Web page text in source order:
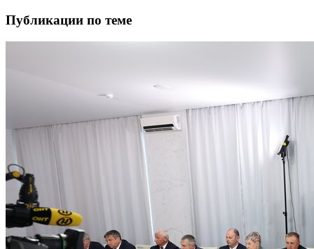
Публикации по теме